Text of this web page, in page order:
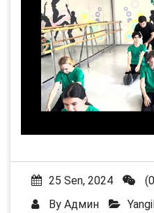
25 Sen, 2024
By Админ